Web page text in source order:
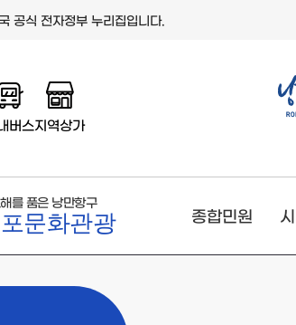
공식 전자정부 누리집입니다.
버스지역상가
를 품은 낭만항구
문화관광 종합민원